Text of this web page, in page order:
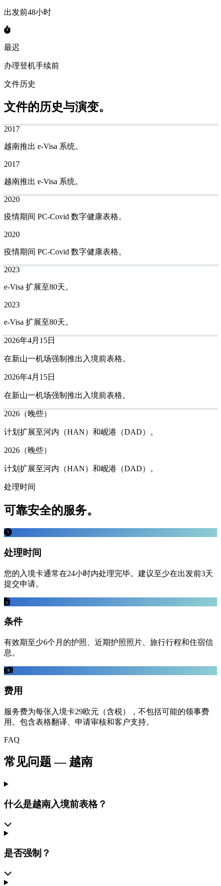
出发前48小时
最迟
办理登机手续前
文件历史
文件的历史与演变。
2017
越南推出 e-Visa 系统。
2017
越南推出 e-Visa 系统。
2020
疫情期间 PC-Covid 数字健康表格。
2020
疫情期间 PC-Covid 数字健康表格。
2023
e-Visa 扩展至80天。
2023
e-Visa 扩展至80天。
2026年4月15日
在新山一机场强制推出入境前表格。
2026年4月15日
在新山一机场强制推出入境前表格。
2026（晚些）
计划扩展至河内（HAN）和岘港（DAD）。
2026（晚些）
计划扩展至河内（HAN）和岘港（DAD）。
处理时间
可靠安全的服务。
处理时间
您的入境卡通常在24小时内处理完毕。建议至少在出发前3天
提交申请。
条件
有效期至少6个月的护照、近期护照照片、旅行行程和住宿信
息。
费用
服务费为每张入境卡29欧元（含税），不包括可能的领事费
用。包含表格翻译、申请审核和客户支持。
FAQ
常见问题— 越南
什么是越南入境前表格？
是否强制？